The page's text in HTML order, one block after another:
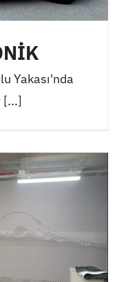
Yakası'nda
[...]